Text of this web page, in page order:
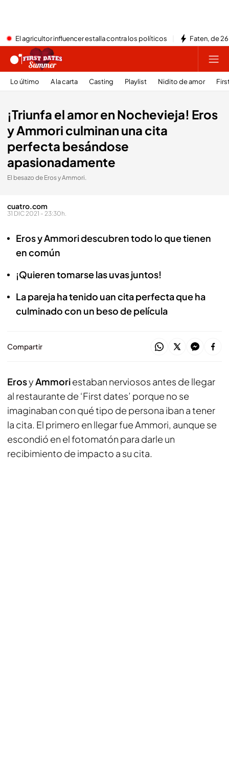
El agricultor influencer estalla contra los políticos Faten, de
Lo último A la carta Casting Playlist Nidito de amor
¡Triunfa el amor en Nochevieja! Eros
y Ammori culminan una cita
perfecta besándose
apasionadamente
El besazo de Eros y Ammori.
cuatro.com
31 DIC 2021 - 23:30h.
Eros y Ammori descubren todo lo que tienen
en común
¡Quieren tomarse las uvas juntos!
La pareja ha tenido uan cita perfecta que ha
culminado con un beso de película
Compartir
ErosyAmmoriestaban nerviosos antes de llegar
al restaurante de ‘First dates’ porque no se
imaginaban con qué tipo de persona iban a tener
la cita. El primero en llegar fue Ammori, aunque se
escondió en el fotomatón para darle un
recibimiento de impacto a su cita.